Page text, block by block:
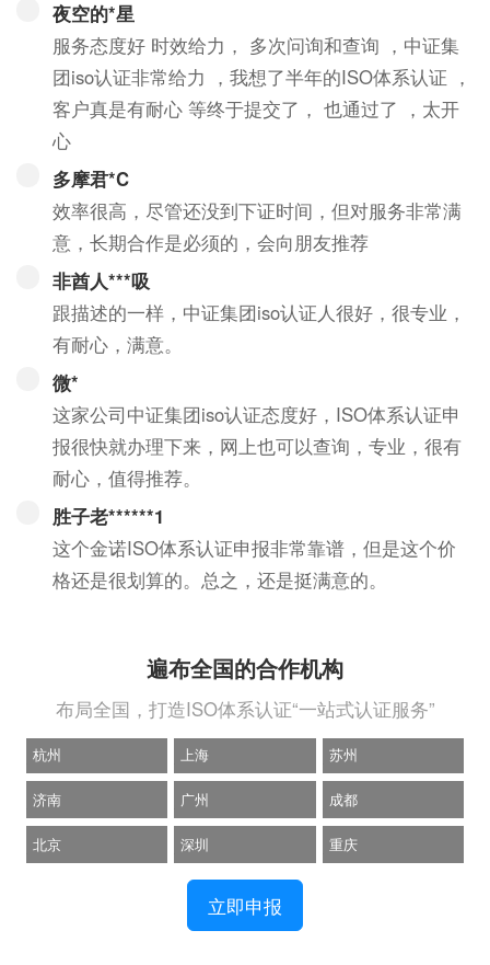
夜空的*星
服务态度好 时效给力， 多次问询和查询 ，中证集
团iso认证非常给力 ，我想了半年的ISO体系认证 ，
客户真是有耐心 等终于提交了， 也通过了 ，太开
心
多摩君*C
效率很高，尽管还没到下证时间，但对服务非常满
意，长期合作是必须的，会向朋友推荐
非酋人***吸
跟描述的一样，中证集团iso认证人很好，很专业，
有耐心，满意。
微*
这家公司中证集团iso认证态度好，ISO体系认证申
报很快就办理下来，网上也可以查询，专业，很有
耐心，值得推荐。
胜子老******1
这个金诺ISO体系认证申报非常靠谱，但是这个价
格还是很划算的。总之，还是挺满意的。
遍布全国的合作机构
布局全国，打造ISO体系认证“一站式认证服务”
杭州
济南
北京
上海
广州
深圳
苏州
成都
重庆
立即申报